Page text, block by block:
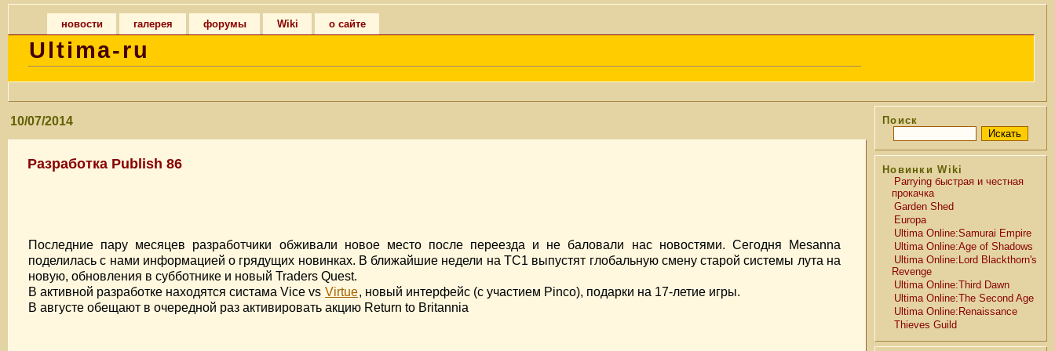
новости галерея форумы Wiki о сайте
Ultima-ru
Поиск
Новинки Wiki
Parrying быстрая и честная
прокачка
Garden Shed
Europa
Ultima Online:Samurai Empire
Ultima Online:Age of Shadows
Ultima Online:Lord Blackthorn's
Revenge
Ultima Online:Third Dawn
Ultima Online:The Second Age
Ultima Online:Renaissance
Thieves Guild
10/07/2014
Разработка Publish 86
Последние пару месяцев разработчики обживали новое место после переезда и не баловали нас новостями. Сегодня Mesanna
поделилась с нами информацией о грядущих новинках. В ближайшие недели на TC1 выпустят глобальную смену старой системы лута на
новую, обновления в субботнике и новый Traders Quest.
В активной разработке находятся систама Vice vs Virtue, новый интерфейс (с участием Pinco), подарки на 17-летие игры.
В августе обещают в очередной раз активировать акцию Return to Britannia